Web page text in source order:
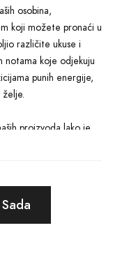
osobina,
koji možete pronaći u
različite ukuse i
notama koje odjekuju
punih energije,
proizvoda lako je
koje mamuju
i osoban izbor,